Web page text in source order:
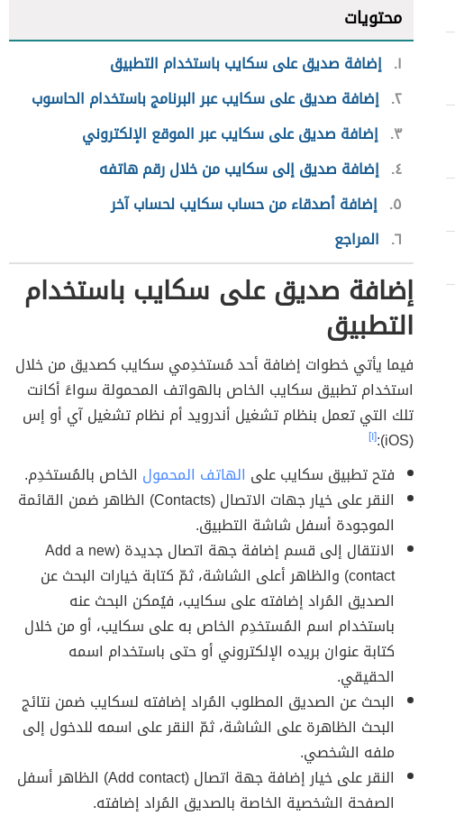
محتويات
١ إضافة صديق على سكايب باستخدام التطبيق
٢ إضافة صديق على سكايب عبر البرنامج باستخدام الحاسوب
٣ إضافة صديق على سكايب عبر الموقع الإلكتروني
٤ إضافة صديق إلى سكايب من خلال رقم هاتفه
٥ إضافة أصدقاء من حساب سكايب لحساب آخر
٦ المراجع
إضافة صديق على سكايب باستخدام
التطبيق
فيما يأتي خطوات إضافة أحد مُستخدِمي سكايب كصديق من خلال
استخدام تطبيق سكايب الخاص بالهواتف المحمولة سواءً أكانت
تلك التي تعمل بنظام تشغيل أندرويد أم نظام تشغيل آي أو إس
(iOS):
[١]
فتح تطبيق سكايب على الهاتف المحمول الخاص بالمُستخدِم.
النقر على خيار جهات الاتصال (Contacts) الظاهر ضمن القائمة
الموجودة أسفل شاشة التطبيق.
الانتقال إلى قسم إضافة جهة اتصال جديدة (Add a new
contact) والظاهر أعلى الشاشة، ثمّ كتابة خيارات البحث عن
الصديق المُراد إضافته على سكايب، فيُمكن البحث عنه
باستخدام اسم المُستخدِم الخاص به على سكايب، أو من خلال
كتابة عنوان بريده الإلكتروني أو حتى باستخدام اسمه
الحقيقي.
البحث عن الصديق المطلوب المُراد إضافته لسكايب ضمن نتائج
البحث الظاهرة على الشاشة، ثمّ النقر على اسمه للدخول إلى
ملفه الشخصي.
النقر على خيار إضافة جهة اتصال (Add contact) الظاهر أسفل
الصفحة الشخصية الخاصة بالصديق المُراد إضافته.